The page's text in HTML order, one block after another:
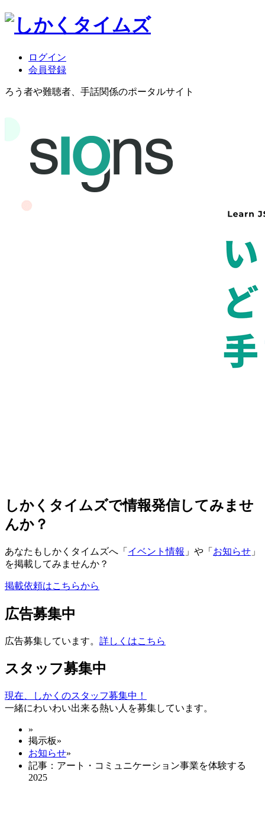
ログイン
会員登録
ろう者や難聴者、手話関係のポータルサイト
しかくタイムズで情報発信してみませ
んか？
あなたもしかくタイムズへ「 イベント情報 」や「 お知らせ 」
を掲載してみませんか？
掲載依頼はこちらから
広告募集中
広告募集しています。 詳しくはこちら
スタッフ募集中
現在、しかくのスタッフ募集中！
一緒にわいわい出来る熱い人を募集しています。
»
掲示板»
お知らせ»
記事：アート・コミュニケーション事業を体験する
2025